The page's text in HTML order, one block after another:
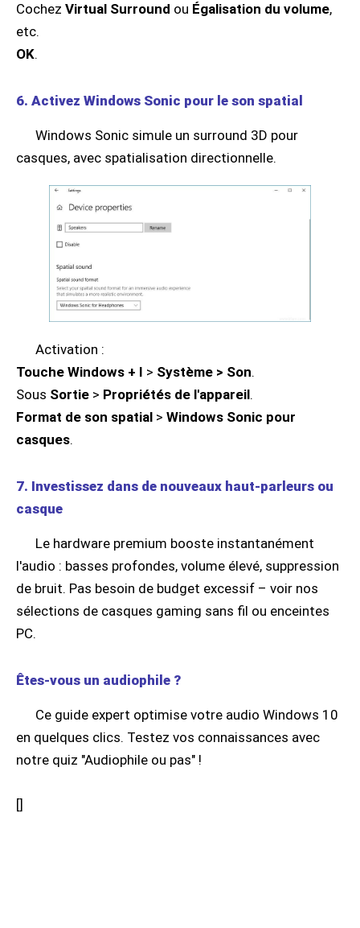
Cochez Virtual Surround ou Égalisation du volume,
etc.
OK.
6. Activez Windows Sonic pour le son spatial
Windows Sonic simule un surround 3D pour
casques, avec spatialisation directionnelle.
Activation :
Touche Windows + I > Système > Son.
Sous Sortie > Propriétés de l'appareil.
Format de son spatial > Windows Sonic pour
casques.
7. Investissez dans de nouveaux haut-parleurs ou
casque
Le hardware premium booste instantanément
l'audio : basses profondes, volume élevé, suppression
de bruit. Pas besoin de budget excessif – voir nos
sélections de casques gaming sans fil ou enceintes
PC.
Êtes-vous un audiophile ?
Ce guide expert optimise votre audio Windows 10
en quelques clics. Testez vos connaissances avec
notre quiz "Audiophile ou pas" !
[]